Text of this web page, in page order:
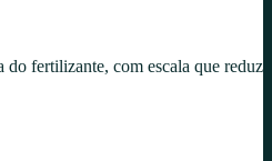
do fertilizante, com escala que reduz